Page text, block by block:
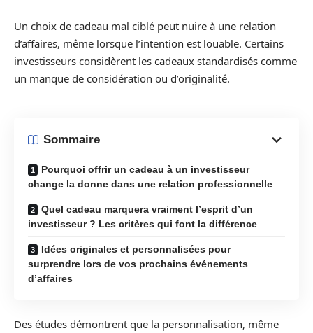
Un choix de cadeau mal ciblé peut nuire à une relation
d’affaires, même lorsque l’intention est louable. Certains
investisseurs considèrent les cadeaux standardisés comme
un manque de considération ou d’originalité.
Sommaire
Pourquoi offrir un cadeau à un investisseur
change la donne dans une relation professionnelle
Quel cadeau marquera vraiment l’esprit d’un
investisseur ? Les critères qui font la différence
Idées originales et personnalisées pour
surprendre lors de vos prochains événements
d’affaires
Des études démontrent que la personnalisation, même